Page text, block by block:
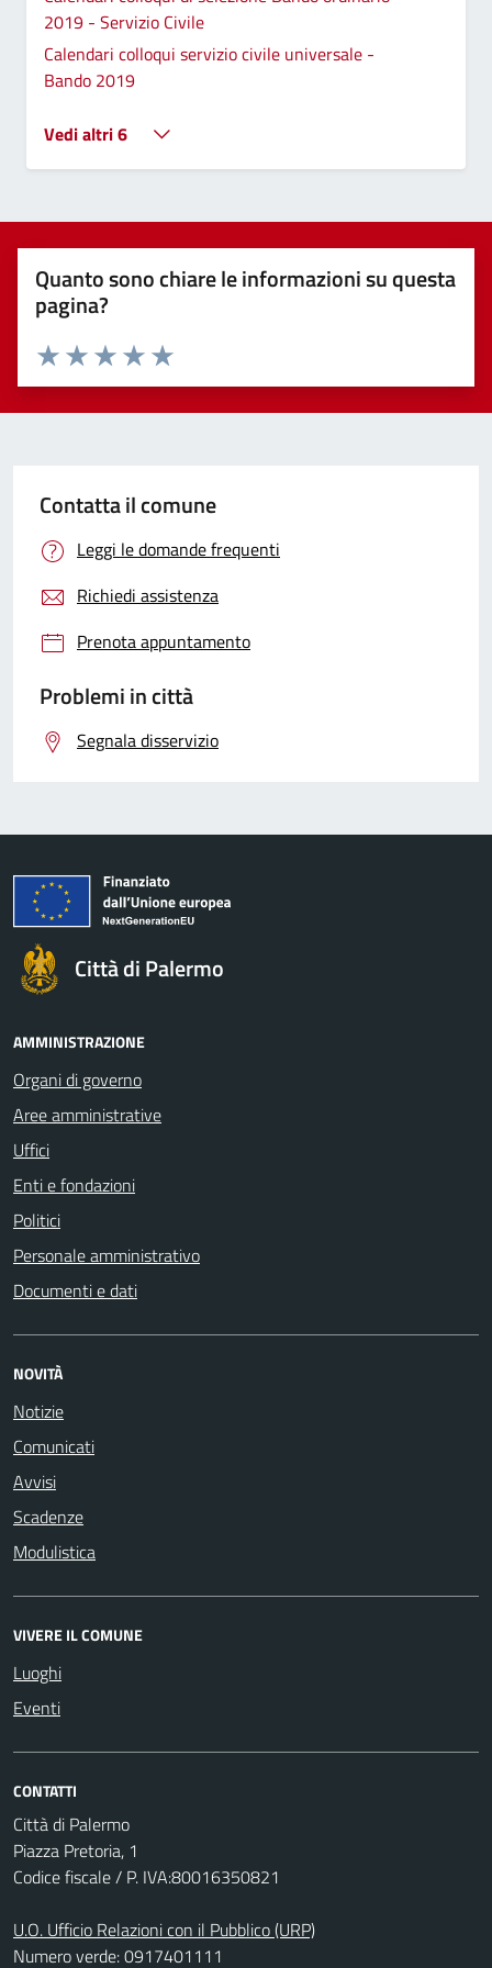
2019 - Servizio Civile
Calendari colloqui servizio civile universale -
Bando 2019
Vedi altri 6
Quanto sono chiare le informazioni su questa
pagina?
Valuta 5 stelle su 5
Valuta 4 stelle su 5
Valuta 3 stelle su 5
Valuta 2 stelle su 5
Valuta 1 stelle su 5
Contatta il comune
Leggi le domande frequenti
Richiedi assistenza
Prenota appuntamento
Problemi in città
Segnala disservizio
Città di Palermo
AMMINISTRAZIONE
Organi di governo
Aree amministrative
Uffici
Enti e fondazioni
Politici
Personale amministrativo
Documenti e dati
NOVITÀ
Notizie
Comunicati
Avvisi
Scadenze
Modulistica
VIVERE IL COMUNE
Luoghi
Eventi
CONTATTI
Città di Palermo
Piazza Pretoria, 1
Codice fiscale / P. IVA:80016350821
U.O. Ufficio Relazioni con il Pubblico (URP)
Numero verde: 0917401111